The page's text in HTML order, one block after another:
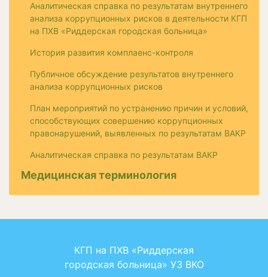
Аналитическая справка по результатам внутреннего
анализа коррупционных рисков в деятельности КГП
на ПХВ «Риддерская городская больница»
История развития комплаенс-контроля
Публичное обсуждение результатов внутреннего
анализа коррупционных рисков
План мероприятий по устранению причин и условий,
способствующих совершению коррупционных
правонарушений, выявленных по результатам ВАКР
Аналитическая справка по результатам ВАКР
Медицинская терминология
КГП на ПХВ «Риддерская
городская больница» УЗ ВКО